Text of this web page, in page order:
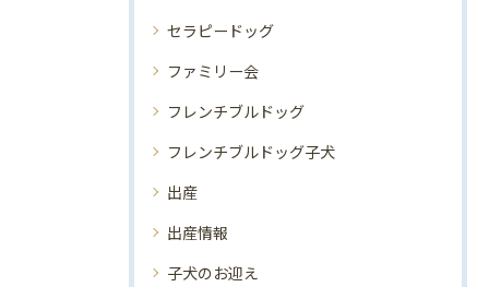
セラピードッグ
ファミリー会
フレンチブルドッグ
フレンチブルドッグ子犬
出産
出産情報
子犬のお迎え